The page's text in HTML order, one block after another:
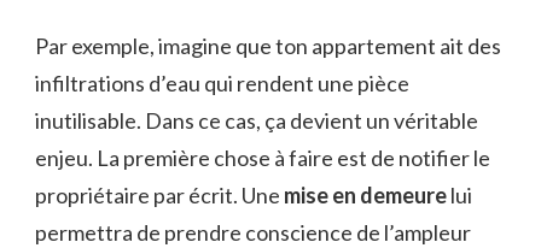
Par exemple, imagine que ton appartement ait des
infiltrations d’eau qui rendent une pièce
inutilisable. Dans ce cas, ça devient un véritable
enjeu. La première chose à faire est de notifier le
propriétaire par écrit. Une mise en demeurelui
permettra de prendre conscience de l’ampleur